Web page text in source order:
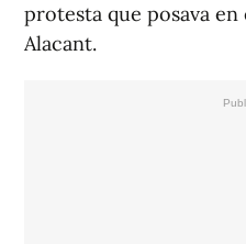
protesta que posava
Alacant.